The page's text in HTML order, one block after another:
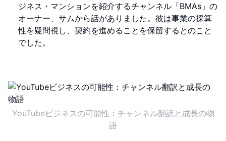
ジネス・マンションを紹介するチャンネル「BMAs」の
オーナー、サムから話がありました。彼は事業の採算
性を疑問視し、契約を進めることを保留するとのこと
でした。
YouTubeビジネスの可能性：チャンネル翻訳と成長の物
語